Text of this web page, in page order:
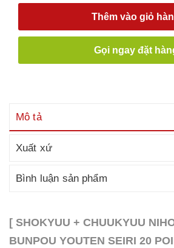
Thêm vào giỏ
Gọi ngay đặt
Mô tả
Xuất xứ
Bình luận sản phẩm
[ SHOKYUU + CHUUKYUU
BUNPOU YOUTEN SEIRI 20